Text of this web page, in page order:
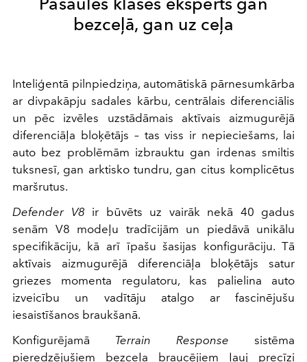
bezceļā, gan uz ceļa
Inteliģentā pilnpiedziņa, automātiskā pārnesumkārba
ar divpakāpju sadales kārbu, centrālais diferenciālis
un pēc izvēles uzstādāmais aktīvais aizmugurējā
diferenciāļa bloķētājs – tas viss ir nepieciešams, lai
auto bez problēmām izbrauktu gan irdenas smiltis
tuksnesī, gan arktisko tundru, gan citus komplicētus
maršrutus.
Defender V8 ir būvēts uz vairāk nekā 40 gadus
senām V8 modeļu tradīcijām un piedāvā unikālu
specifikāciju, kā arī īpašu šasijas konfigurāciju. Tā
aktīvais aizmugurējā diferenciāļa bloķētājs satur
griezes momenta regulatoru, kas palielina auto
izveicību un vadītāju atalgo ar fascinējušu
iesaistīšanos braukšanā.
Konfigurējamā Terrain Response sistēma
pieredzējušiem bezceļa braucējiem ļauj precīzi